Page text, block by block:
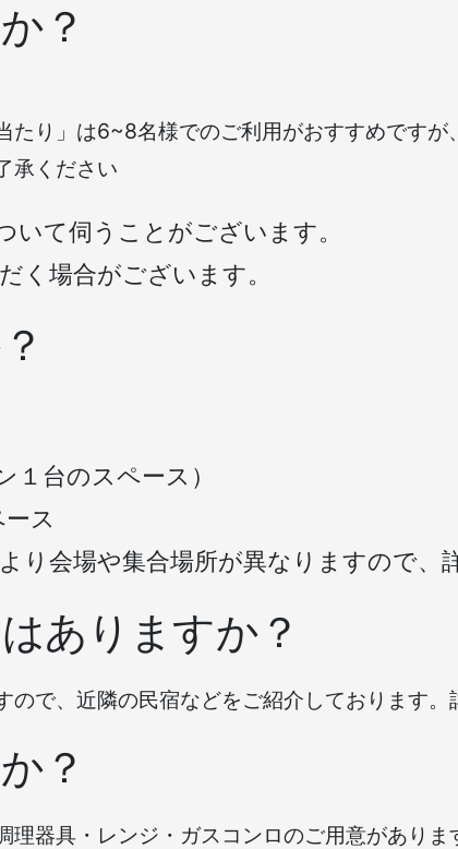
？
り」は6~8名様でのご利用がおすすめですが
承ください
いて伺うことがございます。
く場合がございます。
１台のスペース）
ス
り会場や集合場所が異なりますので、
ありますか？
で、近隣の民宿などをご紹介しております。
？
器具・レンジ・ガスコンロのご用意がありま